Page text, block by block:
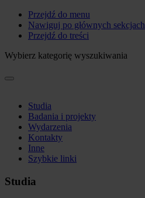
Przejdź do menu
Nawiguj po głównych sekcjach
Przejdź do treści
Wybierz kategorię wyszukiwania
Studia
Badania i projekty
Wydarzenia
Kontakty
Inne
Szybkie linki
Studia